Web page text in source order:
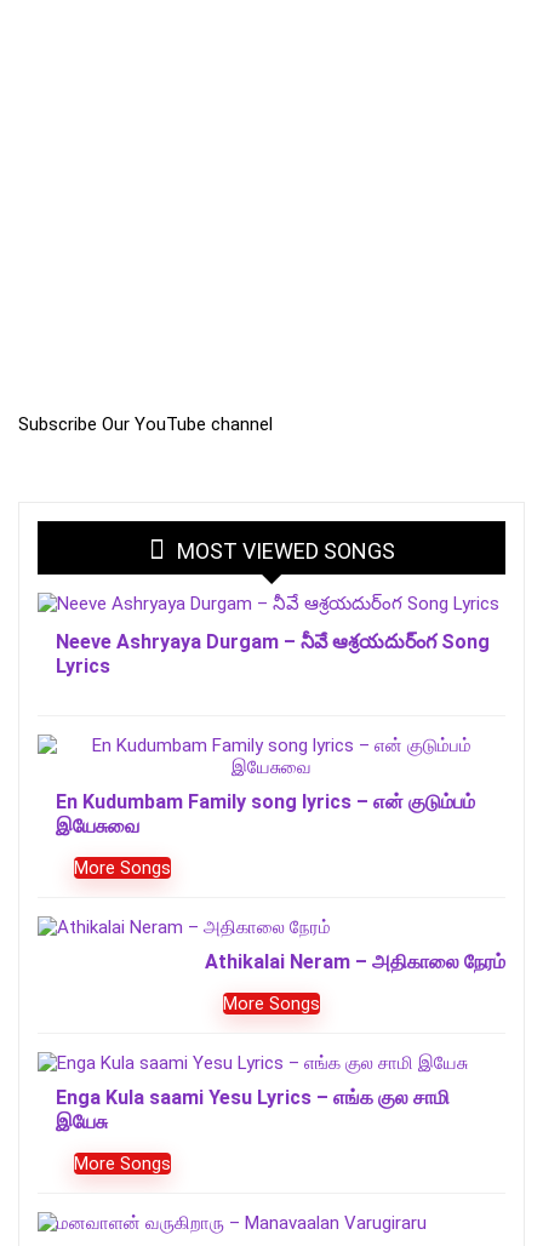
Subscribe Our YouTube channel
MOST VIEWED SONGS
Neeve Ashryaya Durgam – నీవే ఆశ్రయదుర్ంగ Song
Lyrics
En Kudumbam Family song lyrics – என் குடும்பம்
இயேசுவை
More Songs
Athikalai Neram – அதிகாலை நேரம்
More Songs
Enga Kula saami Yesu Lyrics – எங்க குல சாமி
இயேசு
More Songs